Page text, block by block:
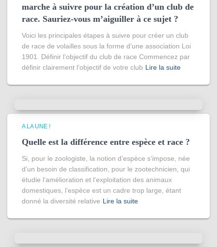
marche à suivre pour la création d’un club de
race. Sauriez-vous m’aiguiller à ce sujet ?
Voici les principales étapes à suivre pour créer un club
de race de volailles sous la forme d’une association Loi
1901. Définir l’objectif du club de race Commencez par
définir clairement l’objectif de votre club Lire la suite
A LA UNE !
Quelle est la différence entre espèce et race ?
Si, pour le zoologiste, la notion d’espèce s’impose, née
d’un besoin de classification, pour le zootechnicien, qui
étudie l’amélioration et l’exploitation des animaux
domestiques, l’espèce est un cadre trop large, étant
donné la diversité relative Lire la suite